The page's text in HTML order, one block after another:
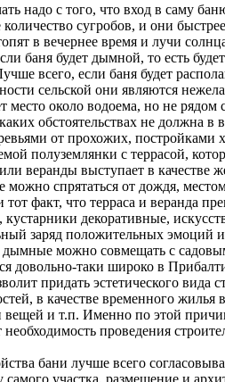
надо с того, что вход в саму
сугробов, и они
в вечернее время и лучи
баня будет дымной, то есть
всего, если баня будет
сельской они являются
место около водоема, но не
обстоятельствах не должна
от прохожих,
полуземлянки с террасой,
веранды выступает в качестве
можно спрятаться от дождя,
факт, что терраса и веранда
декоративные,
заряд положительных эмоций
можно совмещать с
довольно-таки широко в
придать эстетического вида
в качестве временного
вещей и т.п. Именно по этой
проведения
бани лучше всего
участка, размещение и